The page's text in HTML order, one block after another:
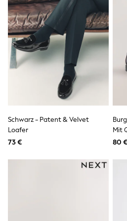
Spiderman
THE SET
All Clothing
T-Shirts
Shorts
Shirts
Kurtas
Sets & Outfits
Trousers & Chinos
Sweatshirts & Hoodies
Knitwear & Sweaters
Tops
Coats & Jackets
Jeans
Nightwear & Pyjamas
Suits & Waistcoats
Schwarz - Patent & Velvet
Loafer
73 €
Mit
80 €